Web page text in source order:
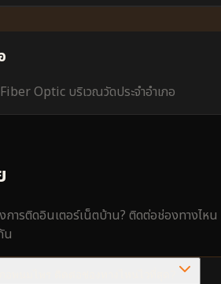
Optic บริเวณวัดประจำอำเภอ
การติดอินเตอร์เน็ตบ้าน? ติดต่อช่องทางไหน
น